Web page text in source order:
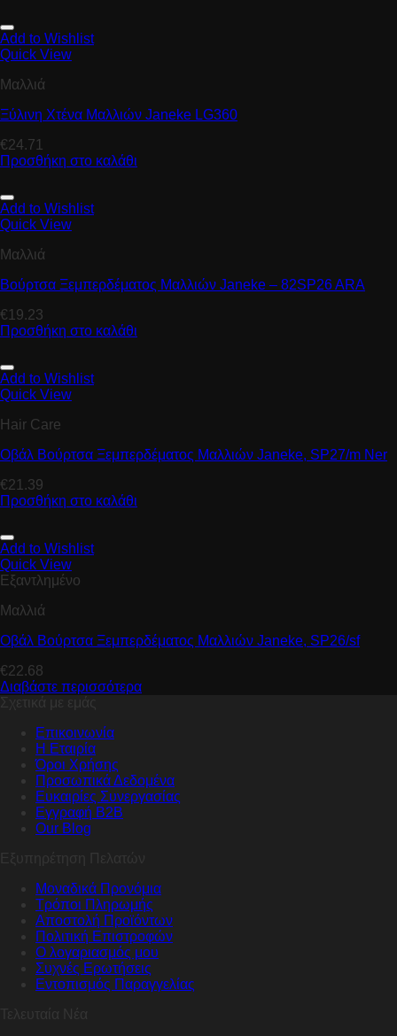
Add to Wishlist
Quick View
Μαλλιά
Ξύλινη Χτένα Μαλλιών Janeke LG360
€24.71
Προσθήκη στο καλάθι
Add to Wishlist
Quick View
Μαλλιά
Βούρτσα Ξεμπερδέματος Μαλλιών Janeke – 82SP26 ARA
€19.23
Προσθήκη στο καλάθι
Add to Wishlist
Quick View
Hair Care
Οβάλ Βούρτσα Ξεμπερδέματος Μαλλιών Janeke, SP27/m Ner
€21.39
Προσθήκη στο καλάθι
Add to Wishlist
Quick View
Εξαντλημένο
Μαλλιά
Οβάλ Βούρτσα Ξεμπερδέματος Μαλλιών Janeke, SP26/sf
€22.68
Διαβάστε περισσότερα
Σχετικά με εμάς
Επικοινωνία
Η Εταιρία
Όροι Χρήσης
Προσωπικά Δεδομένα
Ευκαιρίες Συνεργασίας
Εγγραφή B2B
Our Blog
Εξυπηρέτηση Πελατών
Μοναδικά Προνόμια
Τρόποι Πληρωμής
Αποστολή Προϊόντων
Πολιτική Επιστροφών
Ο λογαριασμός μου
Συχνές Ερωτήσεις
Εντοπισμός Παραγγελίας
Τελευταία Νέα